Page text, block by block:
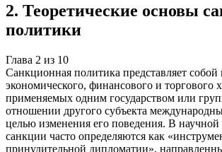
2. Теоретические основы
политики
Глава 2 из 10
Санкционная политика представляет собой
экономического, финансового и торгового
применяемых одним государством или
отношении другого субъекта
целью изменения его поведения. В научной
санкции часто определяются как
принудительной дипломатии»,